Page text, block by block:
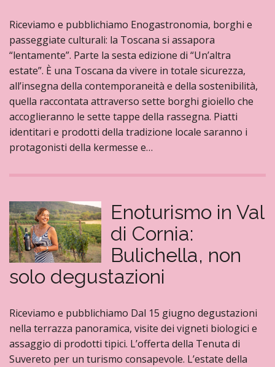
Riceviamo e pubblichiamo Enogastronomia, borghi e
passeggiate culturali: la Toscana si assapora
“lentamente”. Parte la sesta edizione di “Un’altra
estate”. È una Toscana da vivere in totale sicurezza,
all’insegna della contemporaneità e della sostenibilità,
quella raccontata attraverso sette borghi gioiello che
accoglieranno le sette tappe della rassegna. Piatti
identitari e prodotti della tradizione locale saranno i
protagonisti della kermesse e…
Enoturismo in Val
di Cornia:
Bulichella, non
solo degustazioni
Riceviamo e pubblichiamo Dal 15 giugno degustazioni
nella terrazza panoramica, visite dei vigneti biologici e
assaggio di prodotti tipici. L’offerta della Tenuta di
Suvereto per un turismo consapevole. L’estate della